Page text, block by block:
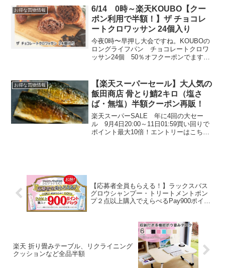
の30％OFFクーポンが先着で出ていま
す。※3...
お得な買物情報
6/14 0時～楽天KOUBO【クー
ポン利用で半額！】ザ チョコレ
ートクロワッサン 24個入り
今夜0時〜早押し大会ですね。KOUBOの
ロングライフパン チョコレートクロワ
ッサン24個 50％オフクーポンでます。
ちらから 【クーポン利用で半額！訳あ...
お得な買物情報
【楽天スーパーセール】大人気の
飯田商店 骨とり鯖2キロ（塩さ
ば・無塩）半額クーポン再販！
楽天スーパーSALE 年に4回の大セー
ル 9月4日20:00～11日01:59買い回りで
ポイント最大10倍！エントリーはこちら5
【応募者全員もらえる！】ラックスバス
グロウシャンプー・トリートメントポン
プ２点以上購入でえらべるPay900ポイン
楽天 折り畳みテーブル、リクライニング
クッションなど全品半額